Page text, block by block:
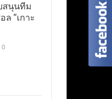
สนุนทีม
“เกาะ
0